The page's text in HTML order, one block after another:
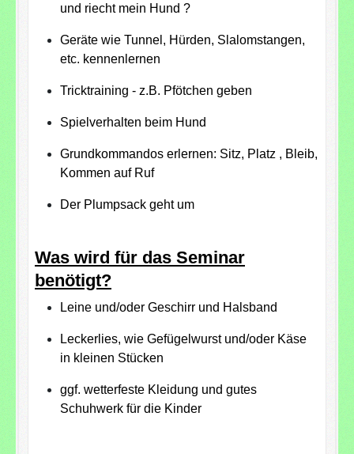
und riecht mein Hund ?
Geräte wie Tunnel, Hürden, Slalomstangen,
etc. kennenlernen
Tricktraining - z.B. Pfötchen geben
Spielverhalten beim Hund
Grundkommandos erlernen: Sitz, Platz , Bleib,
Kommen auf Ruf
Der Plumpsack geht um
Was wird für das Seminar
benötigt?
Leine und/oder Geschirr und Halsband
Leckerlies, wie Gefügelwurst und/oder Käse
in kleinen Stücken
ggf. wetterfeste Kleidung und gutes
Schuhwerk für die Kinder